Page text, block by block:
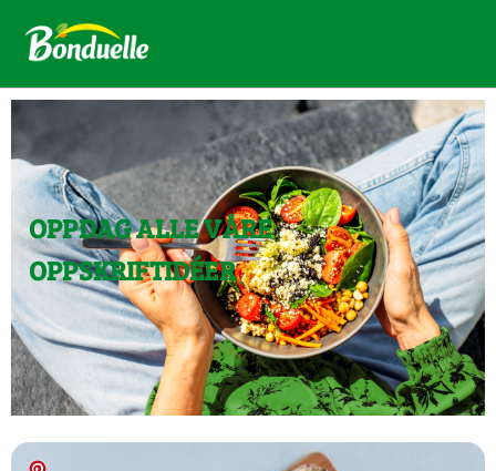
OPPDAG ALLE VÅRE
OPPSKRIFTIDÉER